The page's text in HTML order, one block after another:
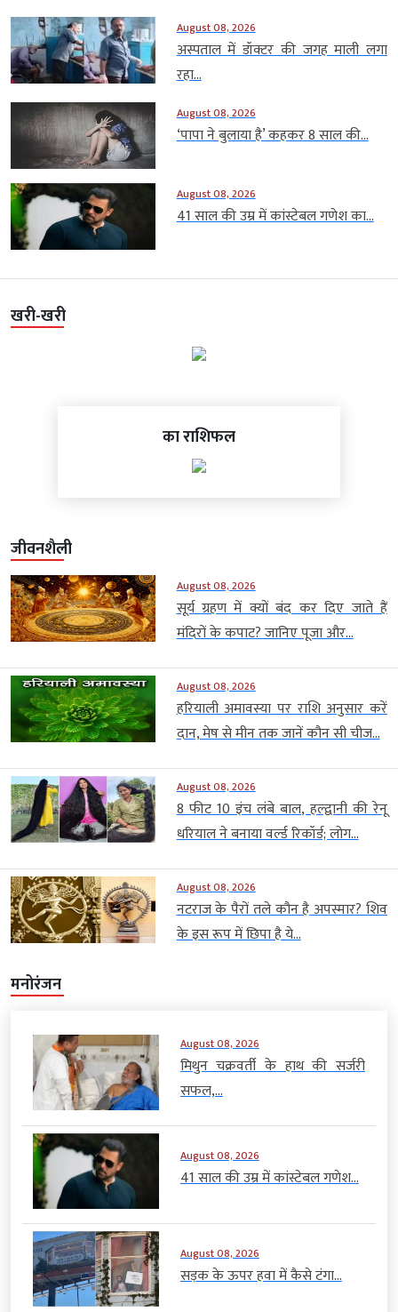
August 08, 2026
अस्पताल में डॉक्टर की जगह माली लगा
रहा...
August 08, 2026
‘पापा ने बुलाया है’ कहकर 8 साल की...
August 08, 2026
41 साल की उम्र में कांस्टेबल गणेश का...
खरी-खरी
का राशिफल
जीवनशैली
August 08, 2026
सूर्य ग्रहण में क्यों बंद कर दिए जाते हैं
मंदिरों के कपाट? जानिए पूजा और...
August 08, 2026
हरियाली अमावस्या पर राशि अनुसार करें
दान, मेष से मीन तक जानें कौन सी चीज...
August 08, 2026
8 फीट 10 इंच लंबे बाल, हल्द्वानी की रेनू
धरियाल ने बनाया वर्ल्ड रिकॉर्ड; लोग...
August 08, 2026
नटराज के पैरों तले कौन है अपस्मार? शिव
के इस रूप में छिपा है ये...
मनोरंजन
August 08, 2026
मिथुन चक्रवर्ती के हाथ की सर्जरी
सफल,...
August 08, 2026
41 साल की उम्र में कांस्टेबल गणेश...
August 08, 2026
सड़क के ऊपर हवा में कैसे टंगा...